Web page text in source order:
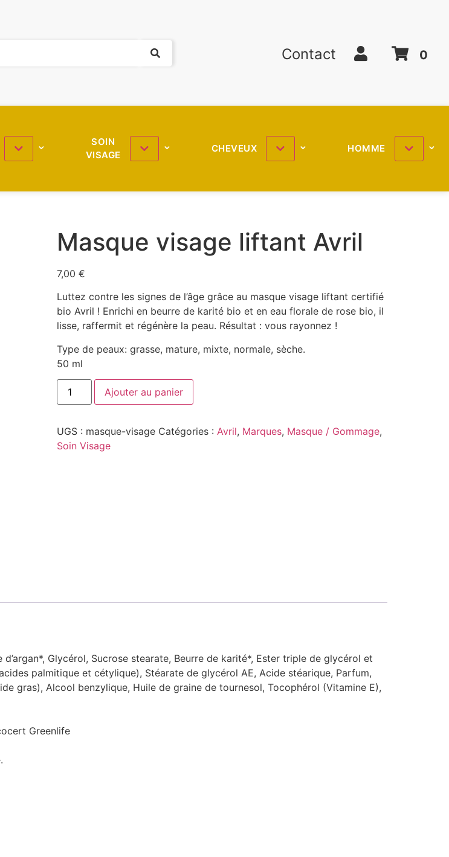
Contact 0
SOIN
VISAGE
CHEVEUX HOMME
Masque visage liftant Avril
7,00 €
Luttez contre les signes de l’âge grâce au masque visage liftant certifié
bio Avril ! Enrichi en beurre de karité bio et en eau florale de rose bio, il
lisse, raffermit et régénère la peau. Résultat : vous rayonnez !
Type de peaux: grasse, mature, mixte, normale, sèche.
50 ml
Ajouter au panier
UGS : masque-visage Catégories : Avril, Marques, Masque / Gommage,
Soin Visage
Glycérol, Sucrose stearate, Beurre de karité*, Ester triple de glycérol et
palmitique et cétylique), Stéarate de glycérol AE, Acide stéarique, Parfum,
gras), Alcool benzylique, Huile de graine de tournesol, Tocophérol (Vitamine E),
Greenlife